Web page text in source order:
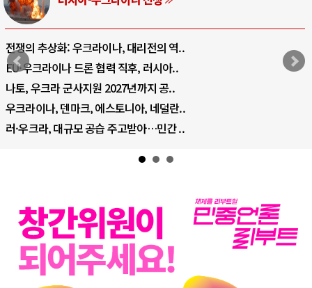
전쟁의 추상화: 우크라이나, 대리전의 역..
EU·우크라이나 드론 협력 직후, 러시아..
나토, 우크라 군사지원 2027년까지 공..
우크라이나, 덴마크, 에스토니아, 네덜란..
러·우크라, 대규모 공습 주고받아…민간 ..